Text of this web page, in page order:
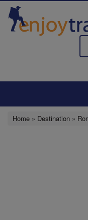
Skip
main
Home » Destination »